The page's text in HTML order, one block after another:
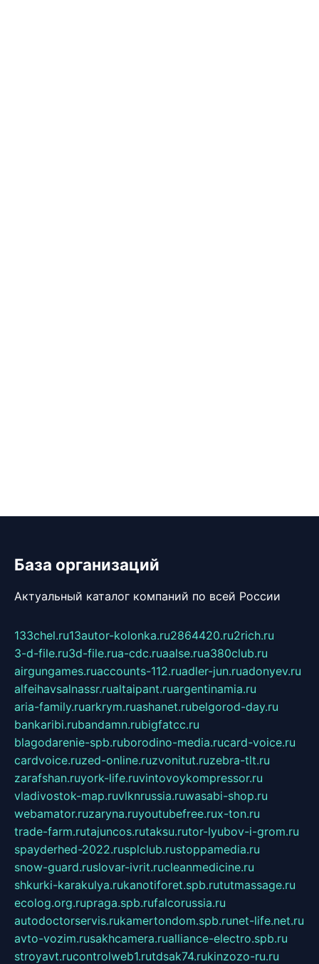
База организаций
Актуальный каталог компаний по всей России
133chel.ru13autor-kolonka.ru2864420.ru2rich.ru
3-d-file.ru3d-file.rua-cdc.ruaalse.rua380club.ru
airgungames.ruaccounts-112.ruadler-jun.ruadonyev.ru
alfeihavsalnassr.rualtaipant.ruargentinamia.ru
aria-family.ruarkrym.ruashanet.rubelgorod-day.ru
bankaribi.rubandamn.rubigfatcc.ru
blagodarenie-spb.ruborodino-media.rucard-voice.ru
cardvoice.ruzed-online.ruzvonitut.ruzebra-tlt.ru
zarafshan.ruyork-life.ruvintovoykompressor.ru
vladivostok-map.ruvlknrussia.ruwasabi-shop.ru
webamator.ruzaryna.ruyoutubefree.rux-ton.ru
trade-farm.rutajuncos.rutaksu.rutor-lyubov-i-grom.ru
spayderhed-2022.rusplclub.rustoppamedia.ru
snow-guard.ruslovar-ivrit.rucleanmedicine.ru
shkurki-karakulya.rukanotiforet.spb.rututmassage.ru
ecolog.org.rupraga.spb.rufalcorussia.ru
autodoctorservis.rukamertondom.spb.runet-life.net.ru
avto-vozim.rusakhcamera.rualliance-electro.spb.ru
stroyavt.rucontrolweb1.rutdsak74.rukinzozo-ru.ru